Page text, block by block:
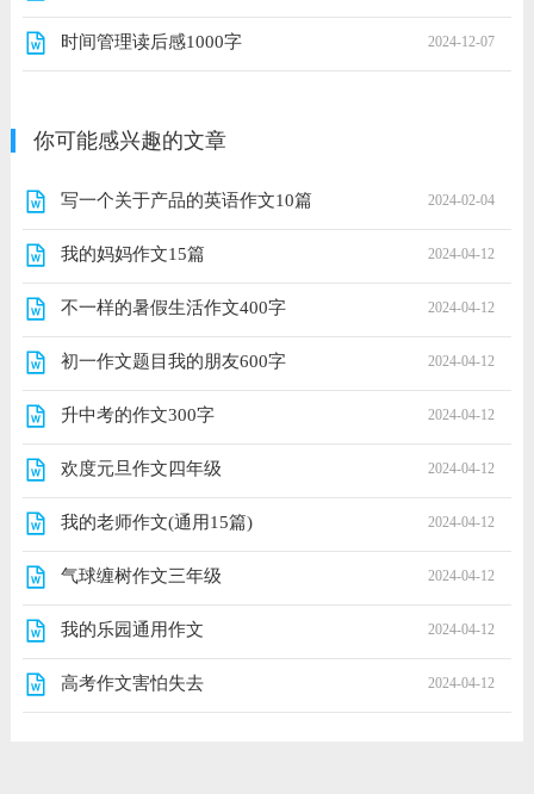
时间管理读后感1000字 2024-12-07
你可能感兴趣的文章
写一个关于产品的英语作文10篇 2024-02-04
我的妈妈作文15篇 2024-04-12
不一样的暑假生活作文400字 2024-04-12
初一作文题目我的朋友600字 2024-04-12
升中考的作文300字 2024-04-12
欢度元旦作文四年级 2024-04-12
我的老师作文(通用15篇) 2024-04-12
气球缠树作文三年级 2024-04-12
我的乐园通用作文 2024-04-12
高考作文害怕失去 2024-04-12